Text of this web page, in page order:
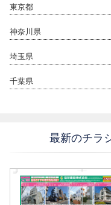
東京都
神奈川県
埼玉県
千葉県
最新のチラ